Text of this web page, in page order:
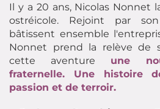
Il y a 20 ans, Nicolas Nonnet
ostréicole. Rejoint par
bâtissent ensemble
Nonnet prend la relève de
cette aventure une
fraternelle. Une histoire
passion et de terroir.